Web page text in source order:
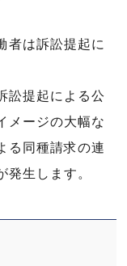
者は訴訟提起に
訟提起による公
メージの大幅な
る同種請求の連
生します。